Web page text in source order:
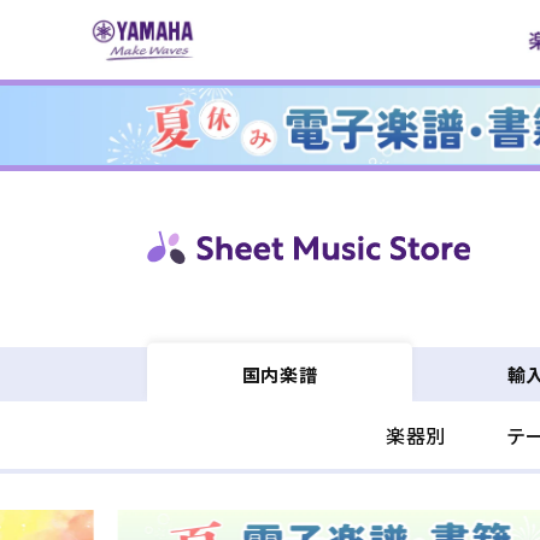
ンツに
国内楽譜
楽器別 テ
輸